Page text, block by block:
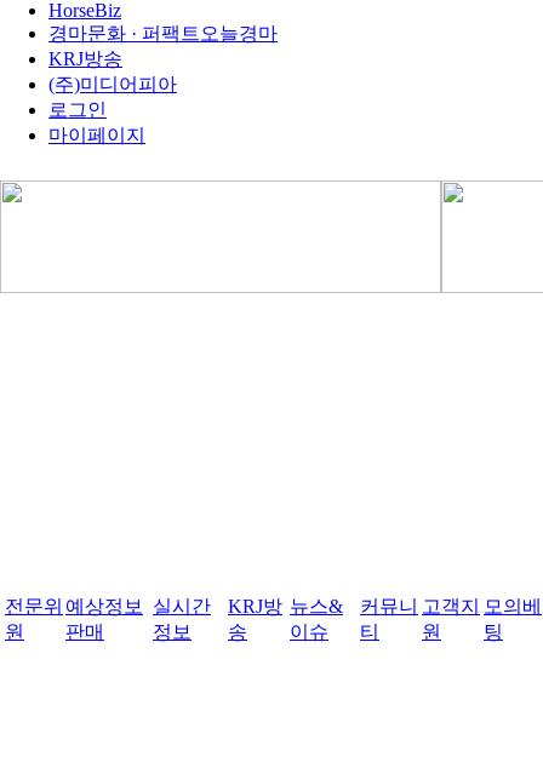
HorseBiz
경마문화 · 퍼팩트오늘경마
KRJ방송
(주)미디어피아
로그인
마이페이지
전문위
원
예상정보
판매
실시간
정보
KRJ방
송
뉴스&
이슈
커뮤니
티
고객지
원
모의베
팅